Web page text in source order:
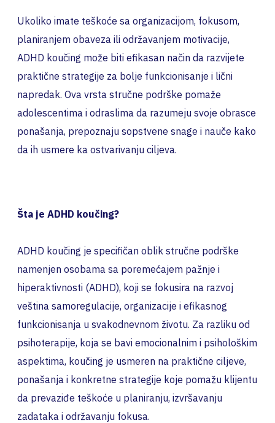
Ukoliko imate teškoće sa organizacijom, fokusom,
planiranjem obaveza ili održavanjem motivacije,
ADHD koučing može biti efikasan način da razvijete
praktične strategije za bolje funkcionisanje i lični
napredak. Ova vrsta stručne podrške pomaže
adolescentima i odraslima da razumeju svoje obrasce
ponašanja, prepoznaju sopstvene snage i nauče kako
da ih usmere ka ostvarivanju ciljeva.
Šta je ADHD koučing?
ADHD koučing je specifičan oblik stručne podrške
namenjen osobama sa poremećajem pažnje i
hiperaktivnosti (ADHD), koji se fokusira na razvoj
veština samoregulacije, organizacije i efikasnog
funkcionisanja u svakodnevnom životu. Za razliku od
psihoterapije, koja se bavi emocionalnim i psihološkim
aspektima, koučing je usmeren na praktične ciljeve,
ponašanja i konkretne strategije koje pomažu klijentu
da prevaziđe teškoće u planiranju, izvršavanju
zadataka i održavanju fokusa.